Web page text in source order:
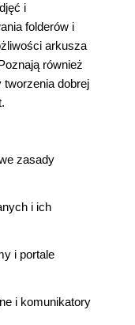
i
folderów i
arkusza
również
tworzenia dobrej
zasady
i ich
i portale
i komunikatory